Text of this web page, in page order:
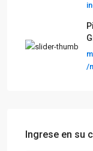
/
Ingrese en su